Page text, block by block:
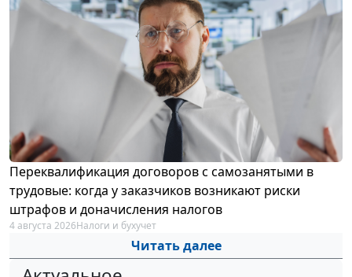
Переквалификация договоров с самозанятыми в
трудовые: когда у заказчиков возникают риски
штрафов и доначисления налогов
4 августа 2026Налоги и бухучет
Читать далее